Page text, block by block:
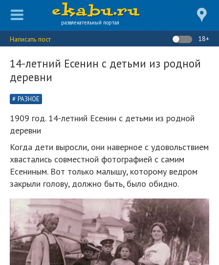
развлекательный портал
Написать пост 18+
14-летний Есенин с детьми из родной
деревни
РАЗНОЕ
1909 год. 14-летний Есенин с детьми из родной
деревни
Когда дети выросли, они наверное с удовольствием
хвастались совместной фотографией с самим
Есениным. Вот только малышу, которому ведром
закрыли голову, должно быть, было обидно.